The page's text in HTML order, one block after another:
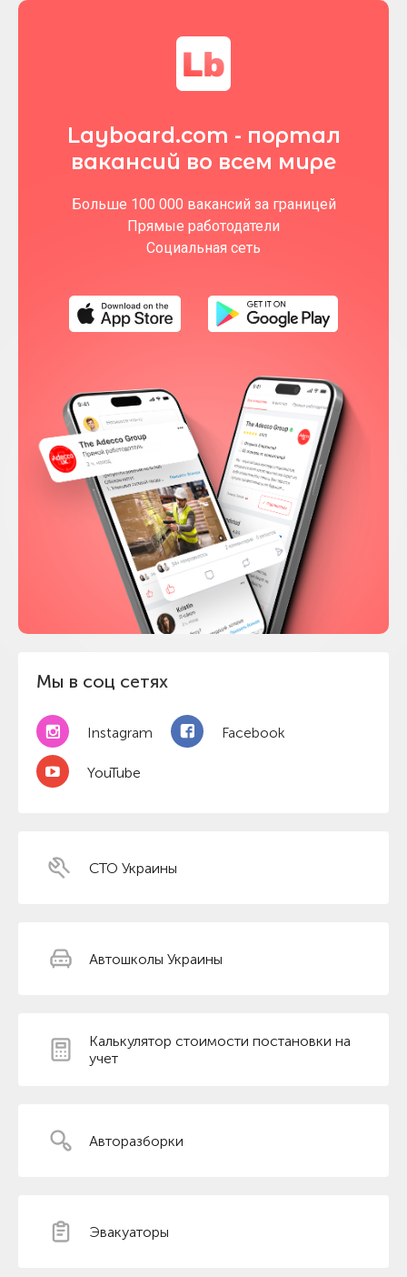
Мы в соц сетях
Instagram Facebook
YouTube
Layboard.com - портал
вакансий во всем мире
Больше 100 000 вакансий за границей
Прямые работодатели
Социальная сеть
СТО Украины
Автошколы Украины
Калькулятор стоимости постановки на
учет
Авторазборки
Эвакуаторы